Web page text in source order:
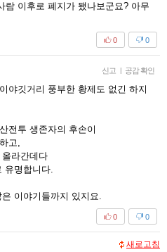
람 이후로 폐지가 됐나보군요? 아무
0
0
신고 | 공감 확인
야깃거리 풍부한 황제도 없긴 하지
전투 생존자의 후손이
고,
라간데다
유명합니다.
이야기들까지 있지요.
0
0
새로고침